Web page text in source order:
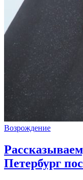
Возрождение
Петербург